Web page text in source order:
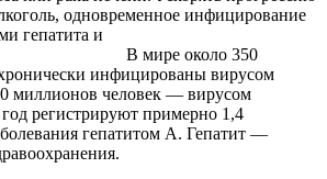
одновременное инфицирование
гепатита и
В мире около 350
инфицированы вирусом
миллионов человек — вирусом
регистрируют примерно 1,4
гепатитом А. Гепатит —